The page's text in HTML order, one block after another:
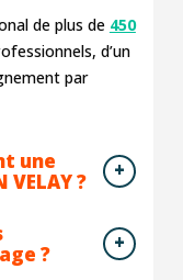
de plus de 450
d’un
par
une
VELAY ?
?